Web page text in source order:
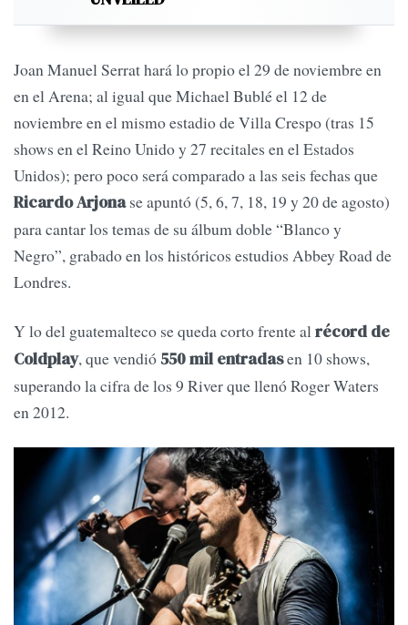
Joan Manuel Serrat hará lo propio el 29 de noviembre en
en el Arena; al igual que Michael Bublé el 12 de
noviembre en el mismo estadio de Villa Crespo (tras 15
shows en el Reino Unido y 27 recitales en el Estados
Unidos); pero poco será comparado a las seis fechas que
Ricardo Arjonase apuntó (5, 6, 7, 18, 19 y 20 de agosto)
para cantar los temas de su álbum doble “Blanco y
Negro”, grabado en los históricos estudios Abbey Road de
Londres.
Y lo del guatemalteco se queda corto frente alrécord de
Coldplay, que vendió 550 mil entradasen 10 shows,
superando la cifra de los 9 River que llenó Roger Waters
en 2012.